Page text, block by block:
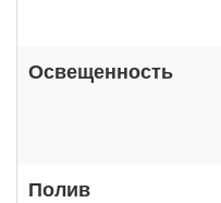
Освещенность
Полив